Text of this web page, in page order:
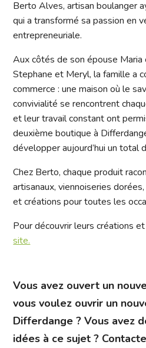
Berto Alves, artisan boulanger
qui a transformé sa passion en
entrepreneuriale.
Aux côtés de son épouse
Stephane et Meryl, la famille a
commerce : une maison où le
convivialité se rencontrent
et leur travail constant ont
deuxième boutique à
développer aujourd’hui un total
Chez Berto, chaque produit
artisanaux, viennoiseries
et créations pour toutes les
Pour découvrir leurs créations
site.
Vous avez ouvert un
vous voulez ouvrir un
Differdange ? Vous avez
idées à ce sujet ?